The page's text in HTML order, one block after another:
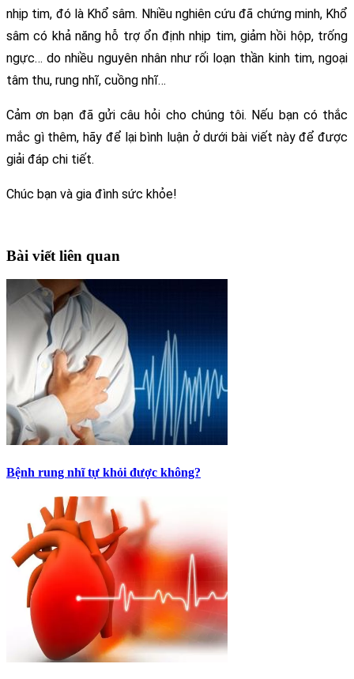
nhịp tim, đó là Khổ sâm. Nhiều nghiên cứu đã chứng minh, Khổ
sâm có khả năng hỗ trợ ổn định nhịp tim, giảm hồi hộp, trống
ngực… do nhiều nguyên nhân như rối loạn thần kinh tim, ngoại
tâm thu, rung nhĩ, cuồng nhĩ…
Cảm ơn bạn đã gửi câu hỏi cho chúng tôi. Nếu bạn có thắc
mắc gì thêm, hãy để lại bình luận ở dưới bài viết này để được
giải đáp chi tiết.
Chúc bạn và gia đình sức khỏe!
Bài viết liên quan
Bệnh rung nhĩ tự khỏi được không?